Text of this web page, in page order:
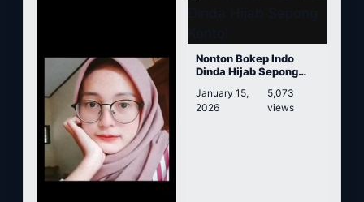
Nonton Bokep Indo
Dinda Hijab Sepong
January 15,
2026
5,073
views